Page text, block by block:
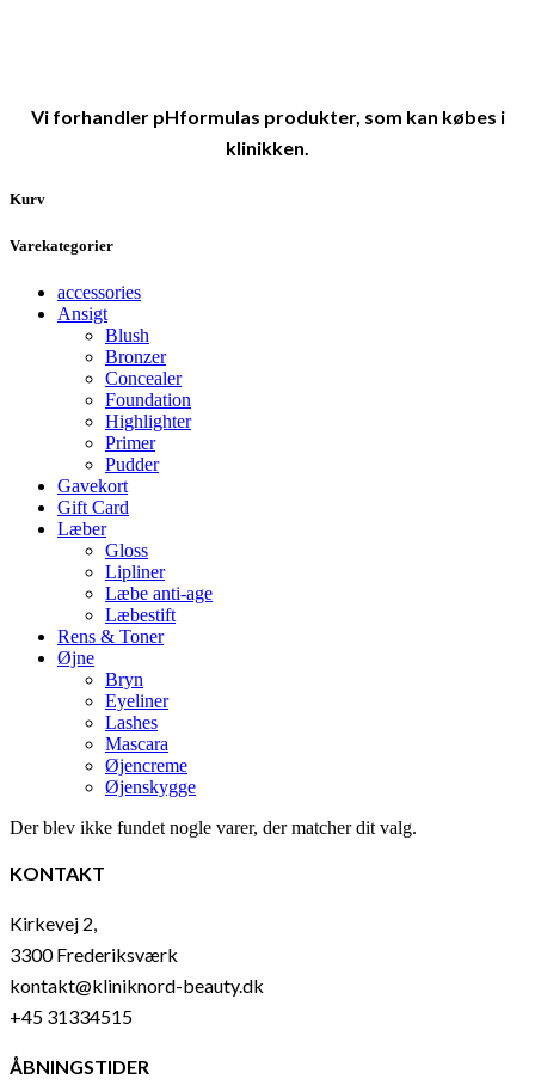
Vi forhandler pHformulas produkter, som kan købes i
klinikken.
Kurv
Varekategorier
accessories
Ansigt
Blush
Bronzer
Concealer
Foundation
Highlighter
Primer
Pudder
Gavekort
Gift Card
Læber
Gloss
Lipliner
Læbe anti-age
Læbestift
Rens & Toner
Øjne
Bryn
Eyeliner
Lashes
Mascara
Øjencreme
Øjenskygge
Der blev ikke fundet nogle varer, der matcher dit valg.
KONTAKT
Kirkevej 2,
3300 Frederiksværk
kontakt@kliniknord-beauty.dk
+45 31334515
ÅBNINGSTIDER